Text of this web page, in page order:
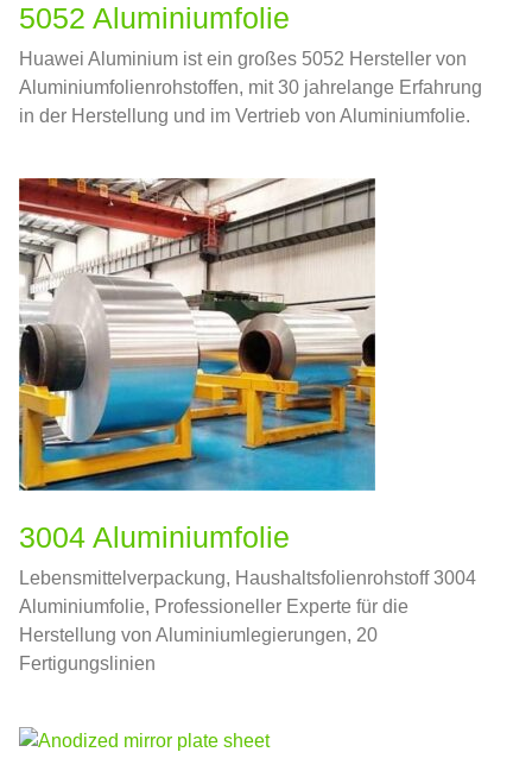
5052 Aluminiumfolie
Huawei Aluminium ist ein großes 5052 Hersteller von
Aluminiumfolienrohstoffen, mit 30 jahrelange Erfahrung
in der Herstellung und im Vertrieb von Aluminiumfolie.
3004 Aluminiumfolie
Lebensmittelverpackung, Haushaltsfolienrohstoff 3004
Aluminiumfolie, Professioneller Experte für die
Herstellung von Aluminiumlegierungen, 20
Fertigungslinien